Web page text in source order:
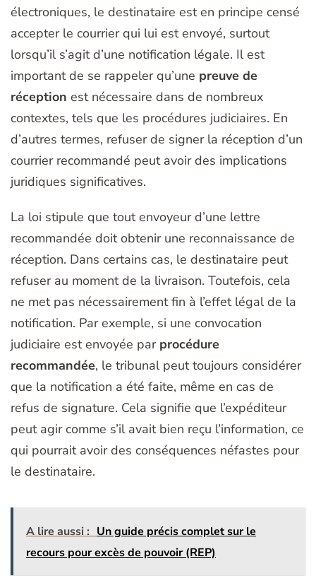
électroniques, le destinataire est en principe censé
accepter le courrier qui lui est envoyé, surtout
lorsqu’il s’agit d’une notification légale. Il est
important de se rappeler qu’une preuve de
réception est nécessaire dans de nombreux
contextes, tels que les procédures judiciaires. En
d’autres termes, refuser de signer la réception d’un
courrier recommandé peut avoir des implications
juridiques significatives.
La loi stipule que tout envoyeur d’une lettre
recommandée doit obtenir une reconnaissance de
réception. Dans certains cas, le destinataire peut
refuser au moment de la livraison. Toutefois, cela
ne met pas nécessairement fin à l’effet légal de la
notification. Par exemple, si une convocation
judiciaire est envoyée par procédure
recommandée, le tribunal peut toujours considérer
que la notification a été faite, même en cas de
refus de signature. Cela signifie que l’expéditeur
peut agir comme s’il avait bien reçu l’information, ce
qui pourrait avoir des conséquences néfastes pour
le destinataire.
A lire aussi : Un guide précis complet sur le
recours pour excès de pouvoir (REP)